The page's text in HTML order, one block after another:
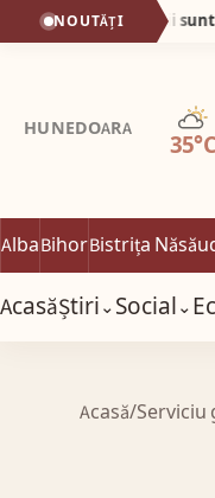
NOUTĂȚI
HUNEDOARA
35°C
AlbaBihorBistrița
AcasăȘtiri⌄Social⌄
Acasă/Serviciu